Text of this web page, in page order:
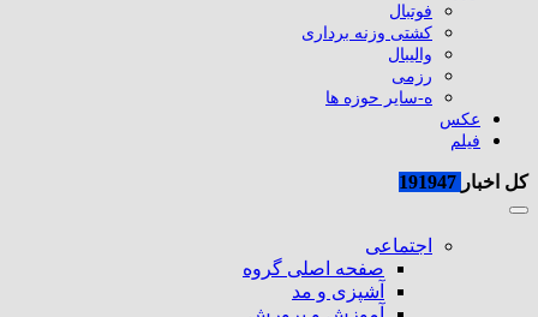
فوتبال
کشتی وزنه برداری
والیبال
رزمی
ه-سایر حوزه ها
عکس
فیلم
کل اخبار
اجتماعی
صفحه اصلی گروه
آشپزی و مد